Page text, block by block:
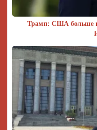
Трамп: США больше